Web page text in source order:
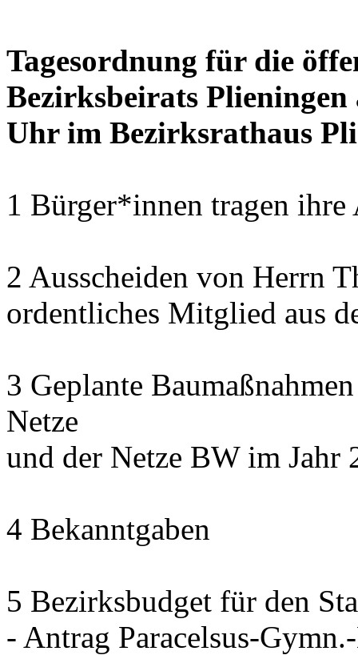
Tagesordnung für die
Bezirksbeirats
Uhr im Bezirksrathaus
1 Bürger*innen tragen
2 Ausscheiden von Herrn
ordentliches Mitglied aus
3 Geplante
Netze
und der Netze BW im Jahr
4 Bekanntgaben
5 Bezirksbudget für den
- Antrag Paracelsus-